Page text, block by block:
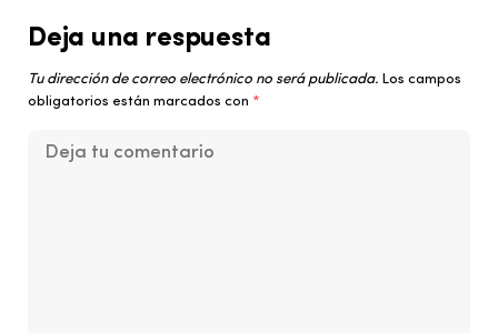
Deja una respuesta
Tu dirección de correo electrónico no será publicada. Los campos
obligatorios están marcados con *